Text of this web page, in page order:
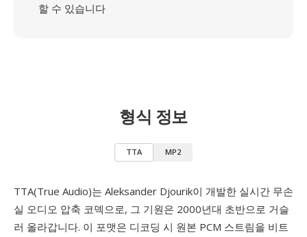
할 수 있습니다
형식 정보
TTA MP2
TTA(True Audio)는 Aleksander Djourik이 개발한 실시간 무손
실 오디오 압축 코덱으로, 그 기원은 2000년대 초반으로 거슬
러 올라갑니다. 이 포맷은 디코딩 시 원본 PCM 스트림을 비트